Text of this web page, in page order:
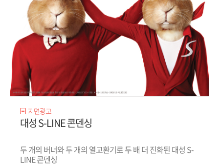
지면광고
대성 S-LINE 콘덴싱
두 개의 버너와 두 개의 열교환기로 두 배 더 진화된 대성 S-
LINE 콘덴싱